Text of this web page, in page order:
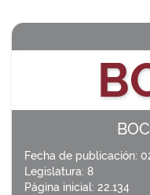
Fecha de publicación:
Legislatura: 8
Página inicial: 22.134